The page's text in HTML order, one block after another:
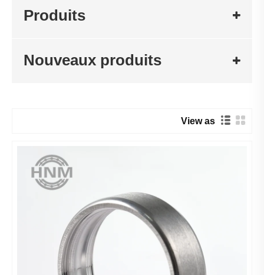
Produits
Nouveaux produits
View as